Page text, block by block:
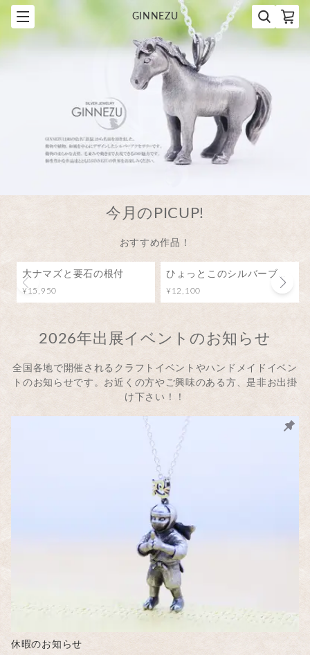
GINNEZU
今月のPICUP!
おすすめ作品！
大ナマズと要石の根付
¥15,950
ひょっとこのシルバーブローチ（ピンバッジ）
¥12,100
2026年出展イベントのお知らせ
全国各地で開催されるクラフトイベントやハンドメイドイベン
トのお知らせです。お近くの方やご興味のある方、是非お出掛
け下さい！！
休暇のお知らせ